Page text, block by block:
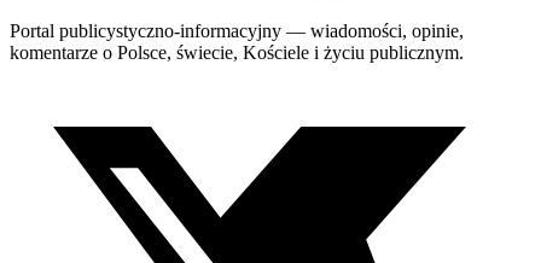
Portal publicystyczno-informacyjny — wiadomości, opinie,
komentarze o Polsce, świecie, Kościele i życiu publicznym.